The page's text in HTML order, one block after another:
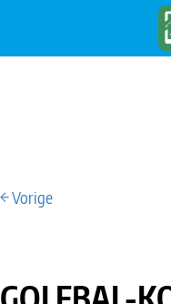
IMAGE NAVIGATION
← Vorige